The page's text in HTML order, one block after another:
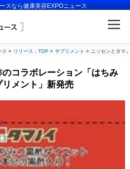
スなら健康美容EXPOニュース
ス リリース：TOP サプリメント ニッセンとタマ
コラボレーション「はちみ
メント」新発売